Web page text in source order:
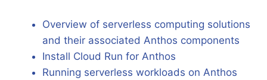
Overview of serverless computing solutions
and their associated Anthos components
Install Cloud Run for Anthos
Running serverless workloads on Anthos